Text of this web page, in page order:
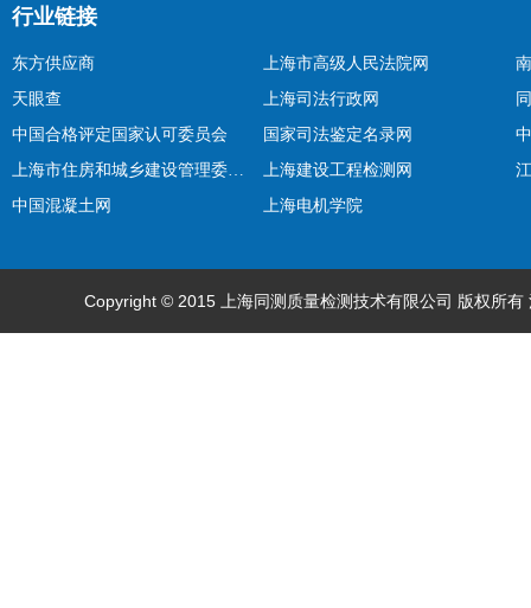
行业链接
东方供应商
天眼查
中国合格评定国家认可委员会
上海市住房和城乡建设管理委员会
中国混凝土网
上海市高级人民法院网
上海司法行政网
国家司法鉴定名录网
上海建设工程检测网
上海电机学院
Copyright © 2015 上海同测质量检测技术有限公司 版权所有